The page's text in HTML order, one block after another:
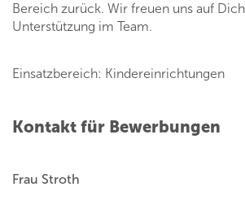
Bereich zurück. Wir freuen uns auf
Unterstützung im Team.
Einsatzbereich: Kindereinrichtungen
Kontakt für Bewerbungen
Frau Stroth